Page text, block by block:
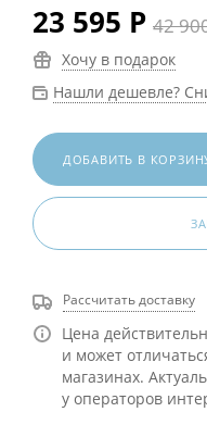
23 595 Р 42
Хочу в подарок
Нашли дешевле?
ДОБАВИТЬ В
Рассчитать доставку
Цена
и может
магазинах.
у операторов